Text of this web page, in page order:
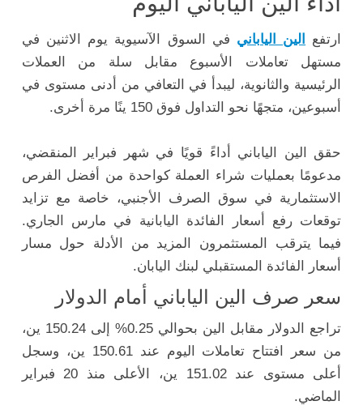
ارتفع الين الياباني في السوق الآسيوية يوم الاثنين في
مستهل تعاملات الأسبوع مقابل سلة من العملات
الرئيسية والثانوية، ليبدأ في التعافي من أدنى مستوى في
أسبوعين، متجهًا نحو التداول فوق 150 ينًا مرة أخرى.
حقق الين الياباني أداءً قويًا في شهر فبراير المنقضي،
مدعومًا بعمليات شراء العملة كواحدة من أفضل الفرص
الاستثمارية في سوق الصرف الأجنبي، خاصة مع تزايد
توقعات رفع أسعار الفائدة اليابانية في مارس الجاري.
فيما يترقب المستثمرون المزيد من الأدلة حول مسار
أسعار الفائدة المستقبلي لبنك اليابان.
سعر صرف الين الياباني أمام الدولار
تراجع الدولار مقابل الين بحوالي 0.25% إلى 150.24 ين،
من سعر افتتاح تعاملات اليوم عند 150.61 ين، وسجل
أعلى مستوى عند 151.02 ين، الأعلى منذ 20 فبراير
الماضي.